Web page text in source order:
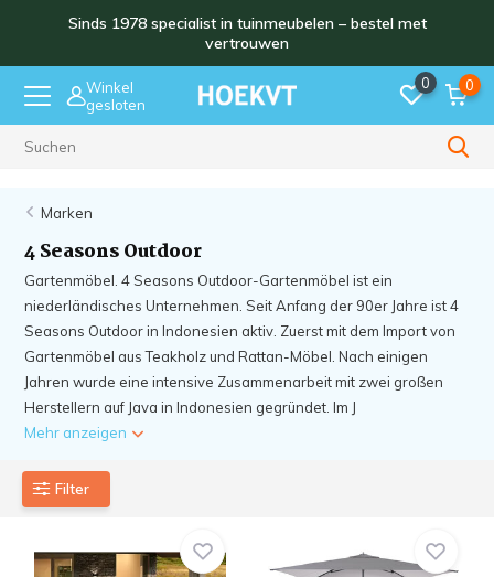
Sinds 1978 specialist in tuinmeubelen – bestel met
vertrouwen
Winkel
gesloten
0 0
Marken
4 Seasons Outdoor
Gartenmöbel. 4 Seasons Outdoor-Gartenmöbel ist ein
niederländisches Unternehmen. Seit Anfang der 90er Jahre ist 4
Seasons Outdoor in Indonesien aktiv. Zuerst mit dem Import von
Gartenmöbel aus Teakholz und Rattan-Möbel. Nach einigen
Jahren wurde eine intensive Zusammenarbeit mit zwei großen
Herstellern auf Java in Indonesien gegründet. Im J
Mehr anzeigen
Filter